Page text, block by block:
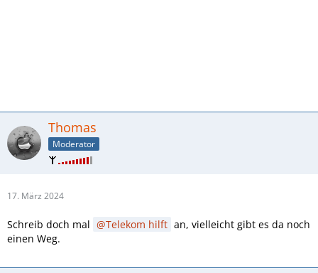
Thomas
Moderator
17. März 2024
Schreib doch mal Telekom hilft an, vielleicht gibt es da noch
einen Weg.